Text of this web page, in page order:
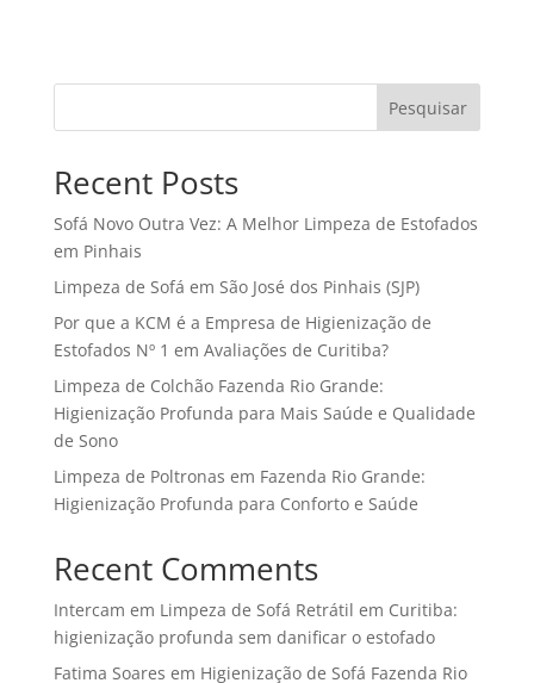
Pesquisar
Recent Posts
Sofá Novo Outra Vez: A Melhor Limpeza de Estofados
em Pinhais
Limpeza de Sofá em São José dos Pinhais (SJP)
Por que a KCM é a Empresa de Higienização de
Estofados Nº 1 em Avaliações de Curitiba?
Limpeza de Colchão Fazenda Rio Grande:
Higienização Profunda para Mais Saúde e Qualidade
de Sono
Limpeza de Poltronas em Fazenda Rio Grande:
Higienização Profunda para Conforto e Saúde
Recent Comments
Intercam em Limpeza de Sofá Retrátil em Curitiba:
higienização profunda sem danificar o estofado
Fatima Soares em Higienização de Sofá Fazenda Rio